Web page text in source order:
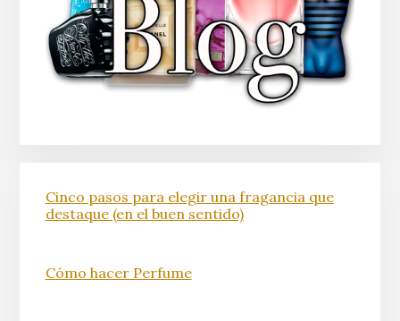
Cinco pasos para elegir una fragancia que
destaque (en el buen sentido)
Cómo hacer Perfume